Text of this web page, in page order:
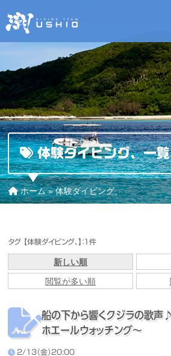
体験ダイビング、一覧
ホーム»体験ダイビング、
タグ 【体験ダイビング、】：1件
船の下から響くクジラの歌
ホエールウォッチング〜
2/13（金）20:00